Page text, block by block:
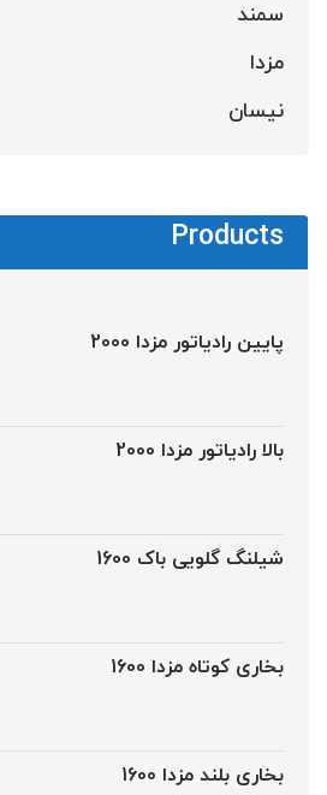
سمند
مزدا
نیسان
Products
پایین رادیاتور مزدا 2000
بالا رادیاتور مزدا 2000
شیلنگ گلویی باک 1600
بخاری کوتاه مزدا 1600
بخاری بلند مزدا 1600